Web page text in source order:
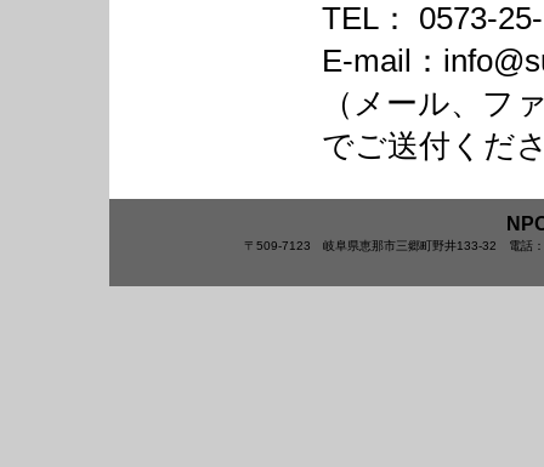
TEL： 0573-
E-mail：
（メール、フ
でご送付くだ
〒509-7123 岐阜県恵那市三郷町野井133-32 電話